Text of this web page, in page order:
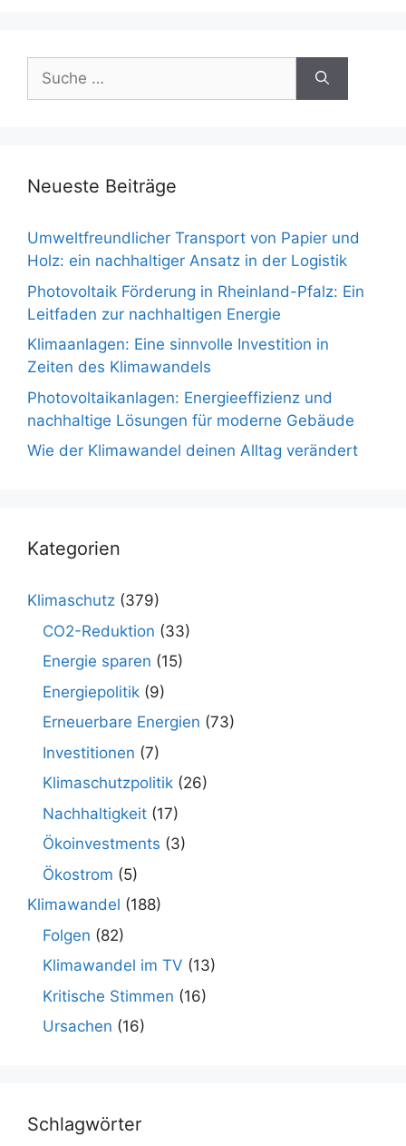
Suche
nach:
Neueste Beiträge
Umweltfreundlicher Transport von Papier und
Holz: ein nachhaltiger Ansatz in der Logistik
Photovoltaik Förderung in Rheinland-Pfalz: Ein
Leitfaden zur nachhaltigen Energie
Klimaanlagen: Eine sinnvolle Investition in
Zeiten des Klimawandels
Photovoltaikanlagen: Energieeffizienz und
nachhaltige Lösungen für moderne Gebäude
Wie der Klimawandel deinen Alltag verändert
Kategorien
Klimaschutz (379)
CO2-Reduktion (33)
Energie sparen (15)
Energiepolitik (9)
Erneuerbare Energien (73)
Investitionen (7)
Klimaschutzpolitik (26)
Nachhaltigkeit (17)
Ökoinvestments (3)
Ökostrom (5)
Klimawandel (188)
Folgen (82)
Klimawandel im TV (13)
Kritische Stimmen (16)
Ursachen (16)
Schlagwörter